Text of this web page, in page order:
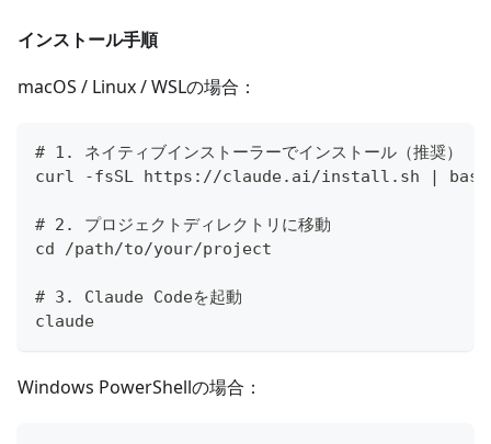
インストール手順
macOS / Linux / WSLの場合：
# 1. ネイティブインストーラーでインストール（推奨）
curl -fsSL https://claude.ai/install.sh | bash
# 2. プロジェクトディレクトリに移動
cd /path/to/your/project
# 3. Claude Codeを起動
claude
Windows PowerShellの場合：